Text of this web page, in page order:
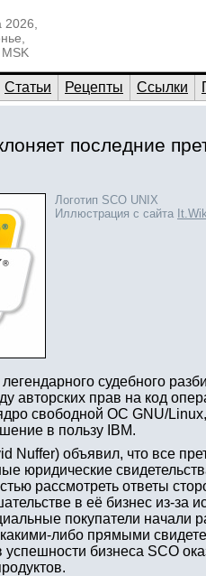
2026,
Статьи Рецепты Ссылки
последние
Логотип SCO UNIX
Иллюстрация с сайта
судебного
авторских прав на код
свободной ОС GNU/
в пользу IBM.
объявил, что все
юридические
рассмотреть ответы
в её бизнес из-за
покупатели начали
либо прямыми
бизнеса SCO